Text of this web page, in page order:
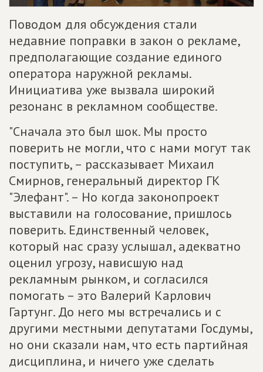
Поводом для обсуждения стали
недавние поправки в закон о рекламе,
предполагающие создание единого
оператора наружной рекламы.
Инициатива уже вызвала широкий
резонанс в рекламном сообществе.
"Сначала это был шок. Мы просто
поверить не могли, что с нами могут так
поступить, – рассказывает Михаил
Смирнов, генеральный директор ГК
"Элефант". – Но когда законопроект
выставили на голосование, пришлось
поверить. Единственный человек,
который нас сразу услышал, адекватно
оценил угрозу, нависшую над
рекламным рынком, и согласился
помогать – это Валерий Карлович
Гартунг. До него мы встречались и с
другими местными депутатами Госдумы,
но они сказали нам, что есть партийная
дисциплина, и ничего уже сделать